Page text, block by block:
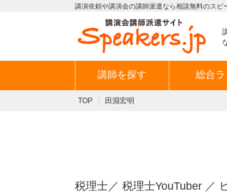
講演依頼や講演会の講師派遣なら相談無料のス
講師を探す 総合
TOP 田淵宏明
税理士／ 税理士YouTuber ／